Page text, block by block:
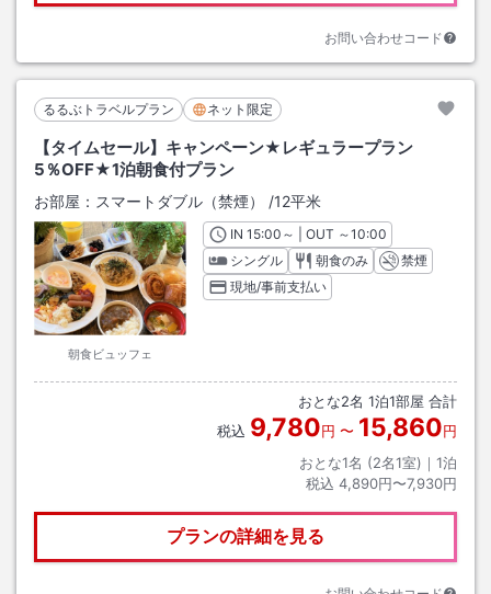
お問い合わせコード
るるぶトラベルプラン ネット限定
【タイムセール】キャンペーン★レギュラープラン
5％OFF★1泊朝食付プラン
お部屋： スマートダブル（禁煙） /12平米
朝食ビュッフェ
INチェックイン
15:00 ～ | OUT チェックアウト
～10:00
シングル
朝食のみ
禁煙
現地/事前支払い
おとな2名 1泊1部屋 合計
税込 9,780円 〜 15,860円
おとな1名 (2名1室)｜ 1泊
税込 4,890円〜7,930円
プランの詳細を見る